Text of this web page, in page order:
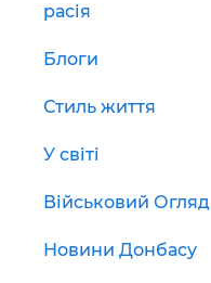
расія
Блоги
Стиль життя
У світі
Військовий Огляд
Новини Донбасу